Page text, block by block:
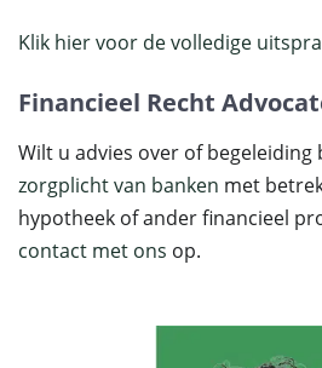
Klik hier voor de volledige
Financieel Recht
Wilt u advies over of
zorgplicht van banken met
hypotheek of ander financieel
contact met ons op.